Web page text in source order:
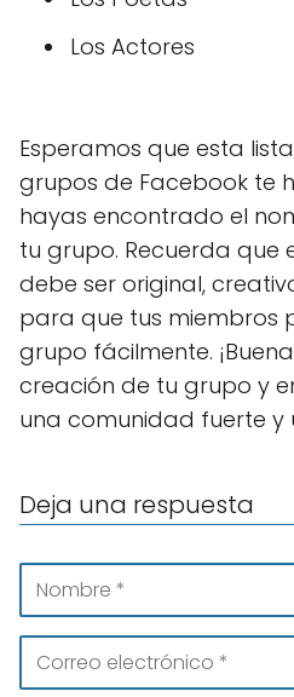
Los Actores
Esperamos que esta
grupos de Facebook te
hayas encontrado el
tu grupo. Recuerda que
debe ser original,
para que tus miembros
grupo fácilmente.
creación de tu grupo y
una comunidad fuerte y
Deja una respuesta